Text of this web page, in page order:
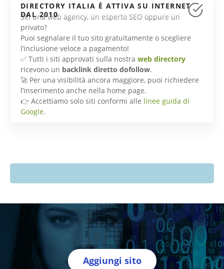
DIRECTORY ITALIA È ATTIVA SU INTERNET
DAL 2010
Sei una web agency, un esperto SEO oppure un
privato?
Puoi segnalare il tuo sito gratuitamente o scegliere
l’inclusione veloce a pagamento!
✅ Tutti i siti approvati sulla nostra web directory
ricevono un backlink diretto dofollow.
🚀 Per una visibilità ancora maggiore, puoi richiedere
l’inserimento anche nella home page.
👉 Accettiamo solo siti conformi alle linee guida di
Google.
Aggiungi sito